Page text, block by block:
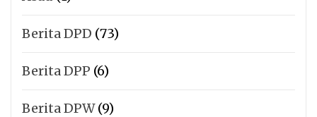
Berita DPD (73)
Berita DPP (6)
Berita DPW(9)